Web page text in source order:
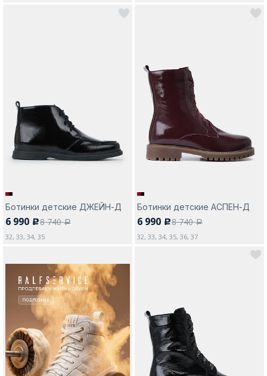
Ботинки детские ДЖЕЙН-Д
6 990 c8 740a
32, 33, 34, 35
Ботинки детские АСПЕН-Д
6 990 c8 740a
32, 33, 34, 35, 36, 37